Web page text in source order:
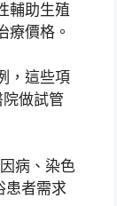
輔助生殖
療價格。
，這些項
做試管
病、染色
患者需求